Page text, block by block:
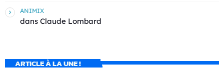
ANIMIX
dans Claude Lombard
ARTICLE À LA UNE !